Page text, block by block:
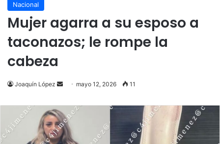
Nacional
Mujer agarra a su esposo a
taconazos; le rompe la
cabeza
Joaquín López
Send
email
mayo 12, 2026 11